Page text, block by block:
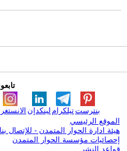
لينكدإن تيلكرامبنترست
الموقع الرئيسي
هيئة ادارة الحوار المتمدن - للإتصال بنا
إحصائيات مؤسسة الحوار المتمدن
قواعد النشر